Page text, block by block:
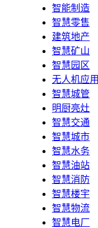
智能制造
智慧零售
建筑地产
智慧矿山
智慧园区
无人机应用
智慧城管
明厨亮灶
智慧交通
智慧城市
智慧水务
智慧油站
智慧消防
智慧楼宇
智慧物流
智慧电厂